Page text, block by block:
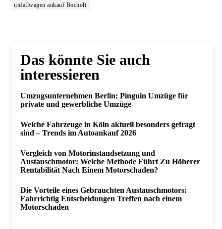
unfallwagen ankauf Bocholt
Das könnte Sie auch
interessieren
Umzugsunternehmen Berlin: Pinguin Umzüge für
private und gewerbliche Umzüge
Welche Fahrzeuge in Köln aktuell besonders gefragt
sind – Trends im Autoankauf 2026
Vergleich von Motorinstandsetzung und
Austauschmotor: Welche Methode Führt Zu Höherer
Rentabilität Nach Einem Motorschaden?
Die Vorteile eines Gebrauchten Austauschmotors:
Fahrrichtig Entscheidungen Treffen nach einem
Motorschaden